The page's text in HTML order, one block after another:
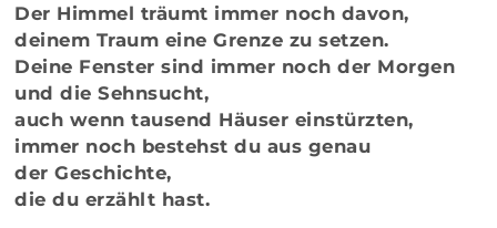
Der Himmel träumt immer noch davon,
deinem Traum eine Grenze zu setzen.
Deine Fenster sind immer noch der Morgen
und die Sehnsucht,
auch wenn tausend Häuser einstürzten,
immer noch bestehst du aus genau
der Geschichte,
die du erzählt hast.